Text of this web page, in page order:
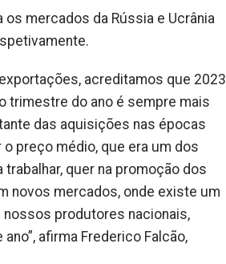
mercados da Rússia e Ucrânia
acreditamos que 2023
trimestre do ano é sempre mais
das aquisições nas épocas
preço médio, que era um dos
quer na promoção dos
novos mercados, onde existe um
produtores nacionais,
afirma Frederico Falcão,